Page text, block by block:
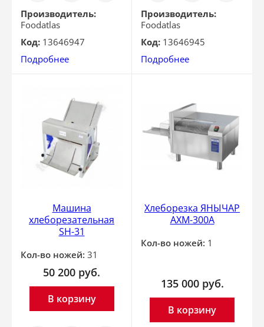
Производитель:
Foodatlas
Код: 13646947
Подробнее
Производитель:
Foodatlas
Код: 13646945
Подробнее
Машина
хлеборезательная
SH-31
Кол-во ножей: 31
50 200 руб.
В корзину
Хлеборезка ЯНЫЧАР
АХМ-300А
Кол-во ножей: 1
135 000 руб.
В корзину